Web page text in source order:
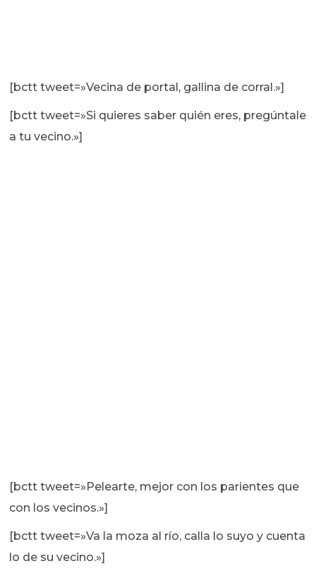
[bctt tweet=»Vecina de portal, gallina de corral.»]
[bctt tweet=»Si quieres saber quién eres, pregúntale
a tu vecino.»]
[bctt tweet=»Pelearte, mejor con los parientes que
con los vecinos.»]
[bctt tweet=»Va la moza al río, calla lo suyo y cuenta
lo de su vecino.»]